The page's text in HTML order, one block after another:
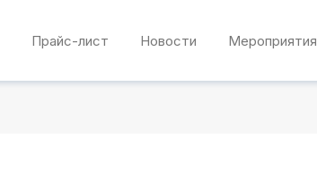
Прайс-лист Новости Мероприятия